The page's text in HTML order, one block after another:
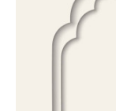
Կիրակի-08․03 Երևան Կենտրոն Իսակովի
պողոտա 3/7
Երևան